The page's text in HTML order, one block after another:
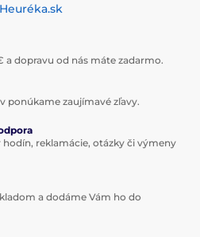
a dopravu od nás máte zadarmo.
ponúkame zaujímavé zľavy.
hodín, reklamácie, otázky či výmeny
a dodáme Vám ho do